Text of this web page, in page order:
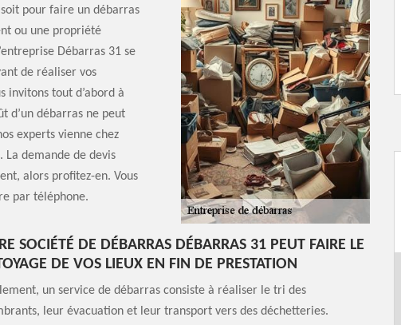
pour faire un débarras
ou une propriété
Débarras 31 se
de réaliser vos
invitons tout d’abord à
d’un débarras ne peut
experts vienne chez
demande de devis
alors profitez-en. Vous
par téléphone.
SOCIÉTÉ DE DÉBARRAS DÉBARRAS 31 PEUT FAIRE LE
DE VOS LIEUX EN FIN DE PRESTATION
un service de débarras consiste à réaliser le tri des
leur évacuation et leur transport vers des déchetteries.